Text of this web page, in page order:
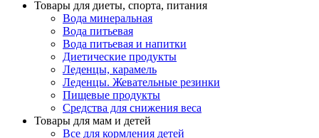
Товары для диеты, спорта, питания
Вода минеральная
Вода питьевая
Вода питьевая и напитки
Диетические продукты
Леденцы, карамель
Леденцы. Жевательные резинки
Пищевые продукты
Средства для снижения веса
Товары для мам и детей
Все для кормления детей